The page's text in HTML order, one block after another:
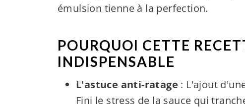
émulsion tienne à la perfection.
POURQUOI CETTE
INDISPENSABLE
L'astuce anti-ratage : L'ajout
Fini le stress de la sauce qui